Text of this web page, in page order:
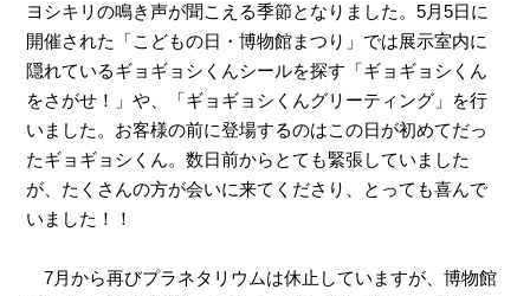
ヨシキリの鳴き声が聞こえる季節となりました。5月5日に
開催された「こどもの日・博物館まつり」では展示室内に
隠れているギョギョシくんシールを探す「ギョギョシくん
をさがせ！」や、「ギョギョシくんグリーティング」を行
いました。お客様の前に登場するのはこの日が初めてだっ
たギョギョシくん。数日前からとても緊張していました
が、たくさんの方が会いに来てくださり、とっても喜んで
いました！！
7月から再びプラネタリウムは休止していますが、博物館